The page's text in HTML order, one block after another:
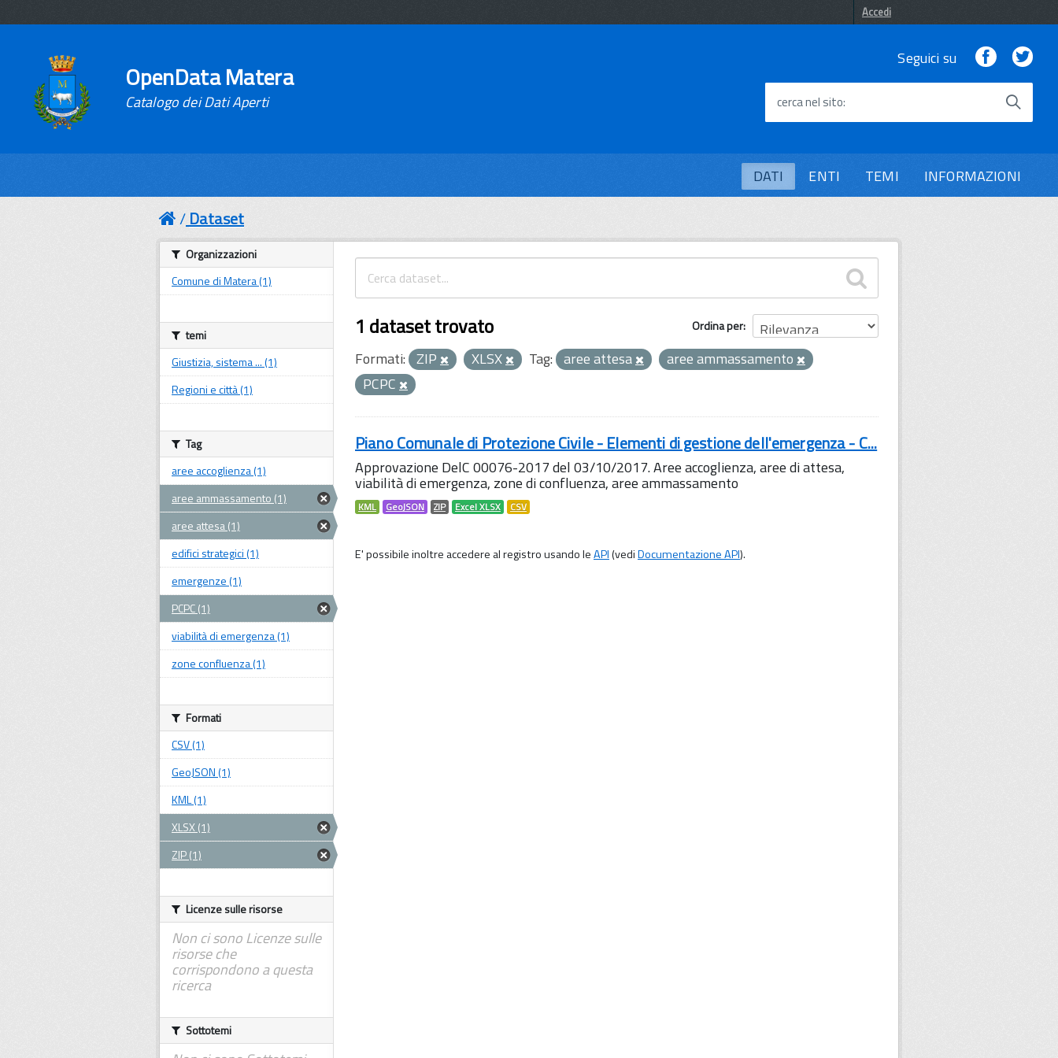
Accedi
OpenData Matera
Catalogo dei Dati Aperti
Seguici su Facebook
cerca nel sito
DATI ENTI TEMI INFORMAZIONI
Dataset
Ordina per
1 dataset trovato
Formati: ZIP XLSX Tag: aree attesa
aree ammassamento
PCPC
Piano Comunale di Protezione Civile - Elementi di gestione dell'emergenza - C...
Approvazione DelC 00076-2017 del 03/10/2017. Aree accoglienza, aree di attesa,
viabilità di emergenza, zone di confluenza, aree ammassamento
KML GeoJSON ZIP Excel XLSX CSV
E' possibile inoltre accedere al registro usando leAPI(vediDocumentazione API).
Organizzazioni
Comune di Matera (1)
temi
Giustizia, sistema ... (1)
Regioni e città (1)
Tag
aree accoglienza (1)
aree ammassamento (1)
aree attesa (1)
edifici strategici (1)
emergenze (1)
PCPC (1)
viabilità di emergenza (1)
zone confluenza (1)
Formati
CSV (1)
GeoJSON (1)
KML (1)
XLSX (1)
ZIP (1)
Licenze sulle risorse
Non ci sono Licenze sulle
risorse che
corrispondono a questa
ricerca
Sottotemi